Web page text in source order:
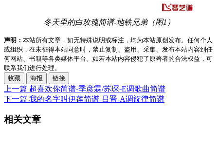
冬天里的白玫瑰简谱-地铁兄弟（图1）
声明： 本站所有文章，如无特殊说明或标注，均为本站原创发布。任何个人
或组织，在未征得本站同意时，禁止复制、盗用、采集、发布本站内容到任
何网站、书籍等各类媒体平台。如若本站内容侵犯了原著者的合法权益，可
联系我们进行处理。
收藏
海报 链接
上一篇 超喜欢你简谱-季彦霖/苏琛-E调歌曲简谱
下一篇 我的名字叫伊莲简谱-吕晋-A调旋律简谱
相关文章